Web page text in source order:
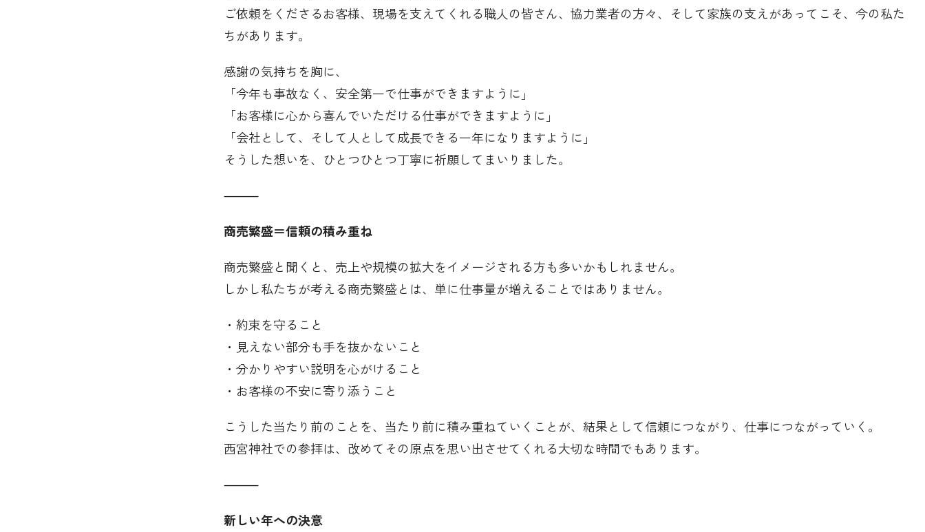
ご依頼をくださるお客様、現場を支えてくれる職人の皆さん、協力業者の方々、そして家族の支えがあってこそ、今の私た
ちがあります。
感謝の気持ちを胸に、
「今年も事故なく、安全第一で仕事ができますように」
「お客様に心から喜んでいただける仕事ができますように」
「会社として、そして人として成長できる一年になりますように」
そうした想いを、ひとつひとつ丁寧に祈願してまいりました。
⸻
商売繁盛＝信頼の積み重ね
商売繁盛と聞くと、売上や規模の拡大をイメージされる方も多いかもしれません。
しかし私たちが考える商売繁盛とは、単に仕事量が増えることではありません。
・約束を守ること
・見えない部分も手を抜かないこと
・分かりやすい説明を心がけること
・お客様の不安に寄り添うこと
こうした当たり前のことを、当たり前に積み重ねていくことが、結果として信頼につながり、仕事につながっていく。
西宮神社での参拝は、改めてその原点を思い出させてくれる大切な時間でもあります。
⸻
新しい年への決意